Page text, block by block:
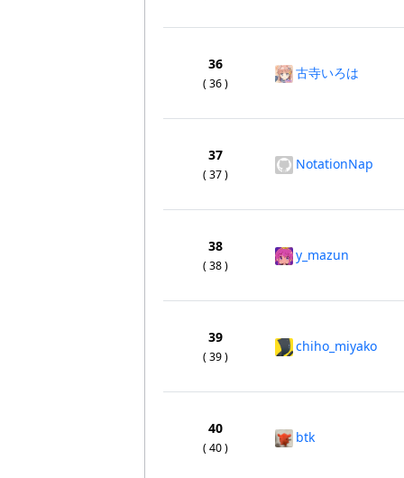
36
( 36 )
古寺いろは
37
( 37 )
NotationNap
38
( 38 )
y_mazun
39
( 39 )
chiho_miyako
40
( 40 )
btk